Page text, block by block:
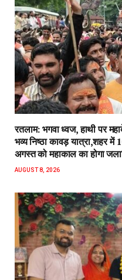
रतलाम: भगवा ध्वज, हाथी पर
भव्य निष्ठा कावड़ यात्रा,शहर
अगस्त को महाकाल का होगा
AUGUST 8, 2026